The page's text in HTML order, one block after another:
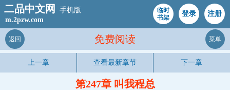
二品中文网
手机版
m.2pzw.com
临时
书架
登录 注册
免费阅读
返回 菜单
上一章 查看最新章节 下一章
第247章 叫我程总